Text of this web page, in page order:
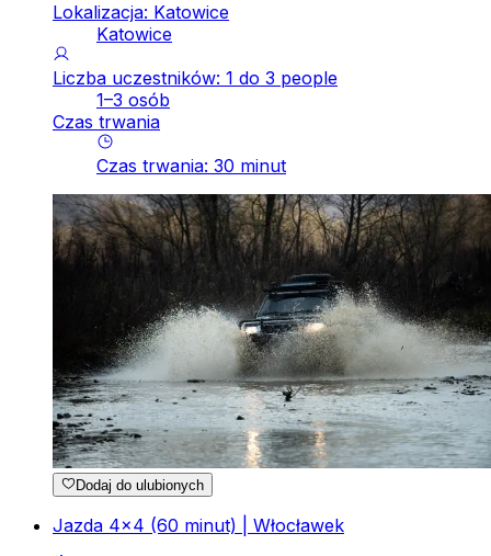
Lokalizacja: Katowice
Katowice
Liczba uczestników: 1 do 3 people
1–3 osób
Czas trwania
Czas trwania: 30 minut
Dodaj do ulubionych
Jazda 4x4 (60 minut) | Włocławek